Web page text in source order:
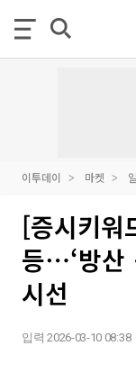
이투데이 마켓
[증시키워
등⋯‘방산
시선
입력 2026-03-10 08:38